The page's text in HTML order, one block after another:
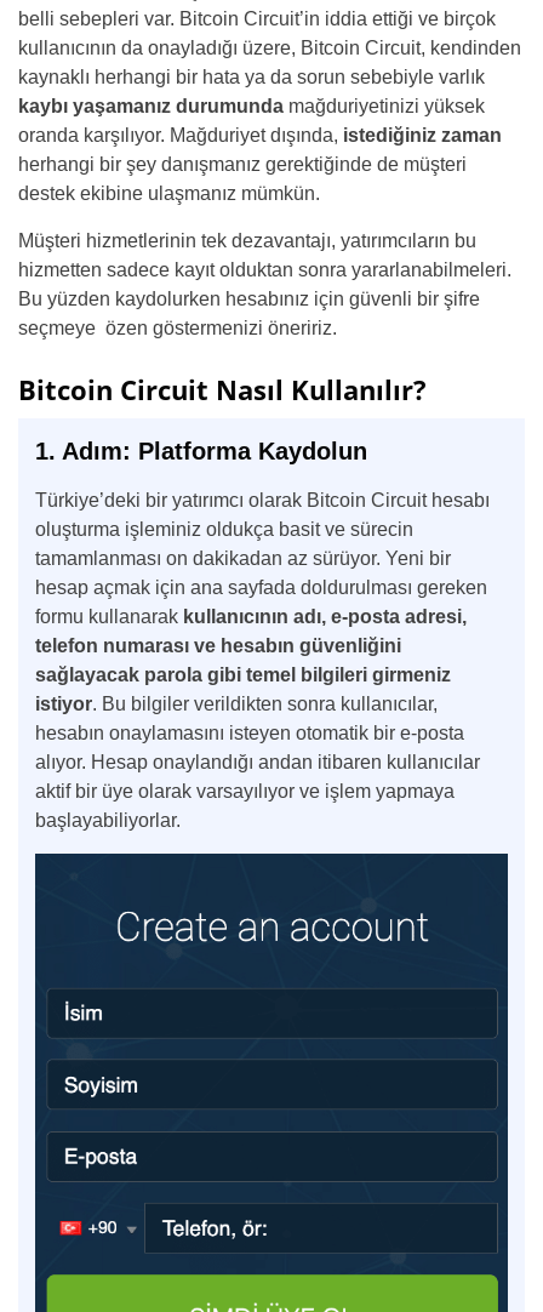
belli sebepleri var. Bitcoin Circuit’in iddia ettiği ve birçok
kullanıcının da onayladığı üzere, Bitcoin Circuit, kendinden
kaynaklı herhangi bir hata ya da sorun sebebiyle varlık
kaybı yaşamanız durumunda mağduriyetinizi yüksek
oranda karşılıyor. Mağduriyet dışında, istediğiniz zaman
herhangi bir şey danışmanız gerektiğinde de müşteri
destek ekibine ulaşmanız mümkün.
Müşteri hizmetlerinin tek dezavantajı, yatırımcıların bu
hizmetten sadece kayıt olduktan sonra yararlanabilmeleri.
Bu yüzden kaydolurken hesabınız için güvenli bir şifre
seçmeye özen göstermenizi öneririz.
Bitcoin Circuit Nasıl Kullanılır?
1. Adım: Platforma Kaydolun
Türkiye’deki bir yatırımcı olarak Bitcoin Circuit hesabı
oluşturma işleminiz oldukça basit ve sürecin
tamamlanması on dakikadan az sürüyor. Yeni bir
hesap açmak için ana sayfada doldurulması gereken
formu kullanarak kullanıcının adı, e-posta adresi,
telefon numarası ve hesabın güvenliğini
sağlayacak parola gibi temel bilgileri girmeniz
istiyor. Bu bilgiler verildikten sonra kullanıcılar,
hesabın onaylamasını isteyen otomatik bir e-posta
alıyor. Hesap onaylandığı andan itibaren kullanıcılar
aktif bir üye olarak varsayılıyor ve işlem yapmaya
başlayabiliyorlar.